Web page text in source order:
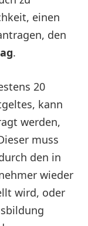
einen
den
.
20
kann
werden,
muss
den in
wieder
wird, oder